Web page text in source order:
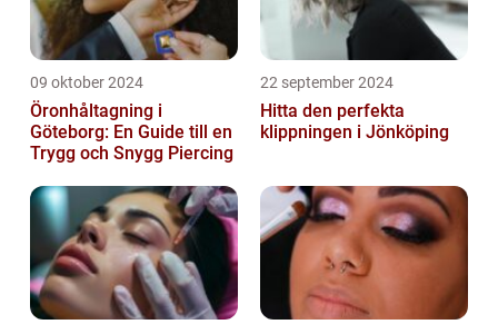
09 oktober 2024
Öronhåltagning i
Göteborg: En Guide till en
Trygg och Snygg Piercing
22 september 2024
Hitta den perfekta
klippningen i Jönköping